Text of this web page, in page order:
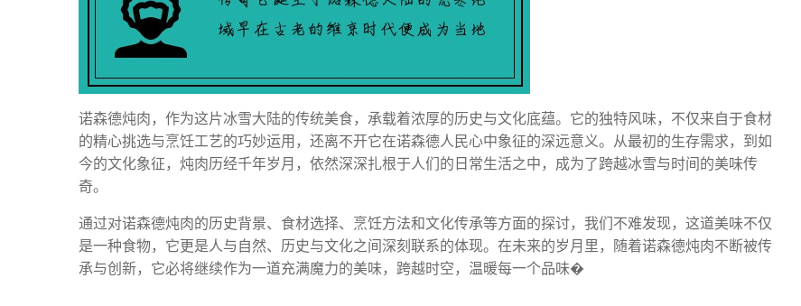
诺森德炖肉，作为这片冰雪大陆的传统美食，承载着浓厚的历史与文化底蕴。它的独特风味，不仅来自于食材
的精心挑选与烹饪工艺的巧妙运用，还离不开它在诺森德人民心中象征的深远意义。从最初的生存需求，到如
今的文化象征，炖肉历经千年岁月，依然深深扎根于人们的日常生活之中，成为了跨越冰雪与时间的美味传
奇。
通过对诺森德炖肉的历史背景、食材选择、烹饪方法和文化传承等方面的探讨，我们不难发现，这道美味不仅
是一种食物，它更是人与自然、历史与文化之间深刻联系的体现。在未来的岁月里，随着诺森德炖肉不断被传
承与创新，它必将继续作为一道充满魔力的美味，跨越时空，温暖每一个品味�